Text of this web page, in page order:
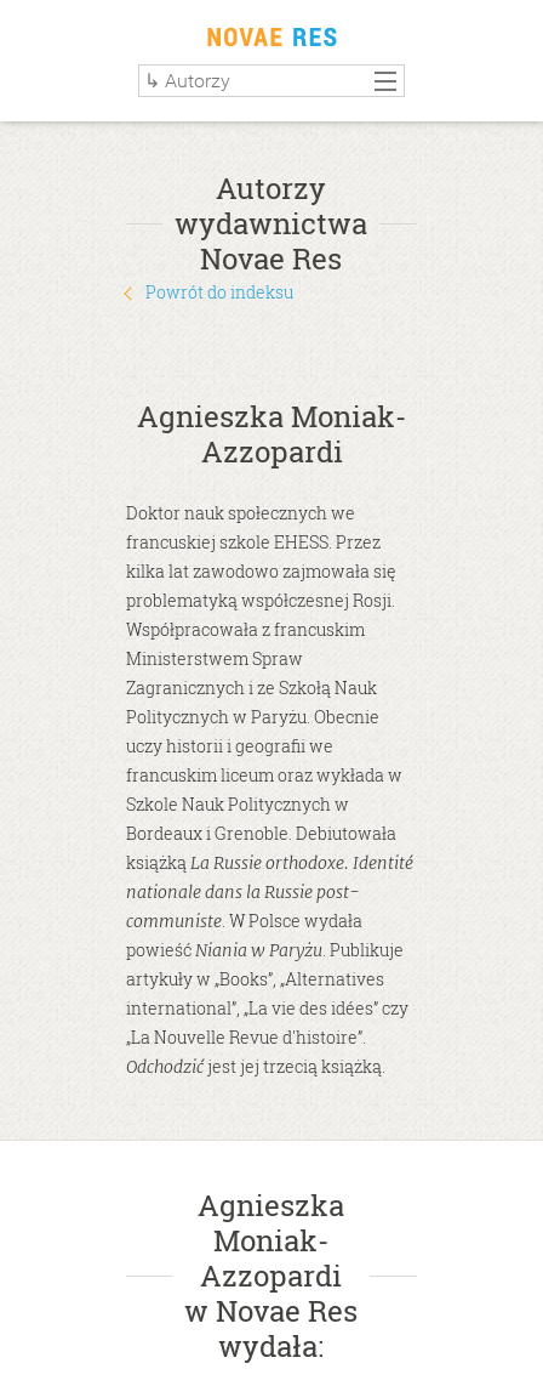
Autorzy
wydawnictwa
Novae Res
Powrót do indeksu
Agnieszka Moniak-
Azzopardi
Doktor nauk społecznych we
francuskiej szkole EHESS. Przez
kilka lat zawodowo zajmowała się
problematyką współczesnej Rosji.
Współpracowała z francuskim
Ministerstwem Spraw
Zagranicznych i ze Szkołą Nauk
Politycznych w Paryżu. Obecnie
uczy historii i geografii we
francuskim liceum oraz wykłada w
Szkole Nauk Politycznych w
Bordeaux i Grenoble. Debiutowała
książkąLa Russie orthodoxe. Identité
nationale dans la Russie post-
communiste. W Polsce wydała
powieśćNiania w Paryżu. Publikuje
artykuły w „Books”, „Alternatives
international”, „La vie des idées” czy
„La Nouvelle Revue d'histoire”.
Odchodzićjest jej trzecią książką.
Agnieszka
Moniak-
Azzopardi
w Novae Res
wydała: